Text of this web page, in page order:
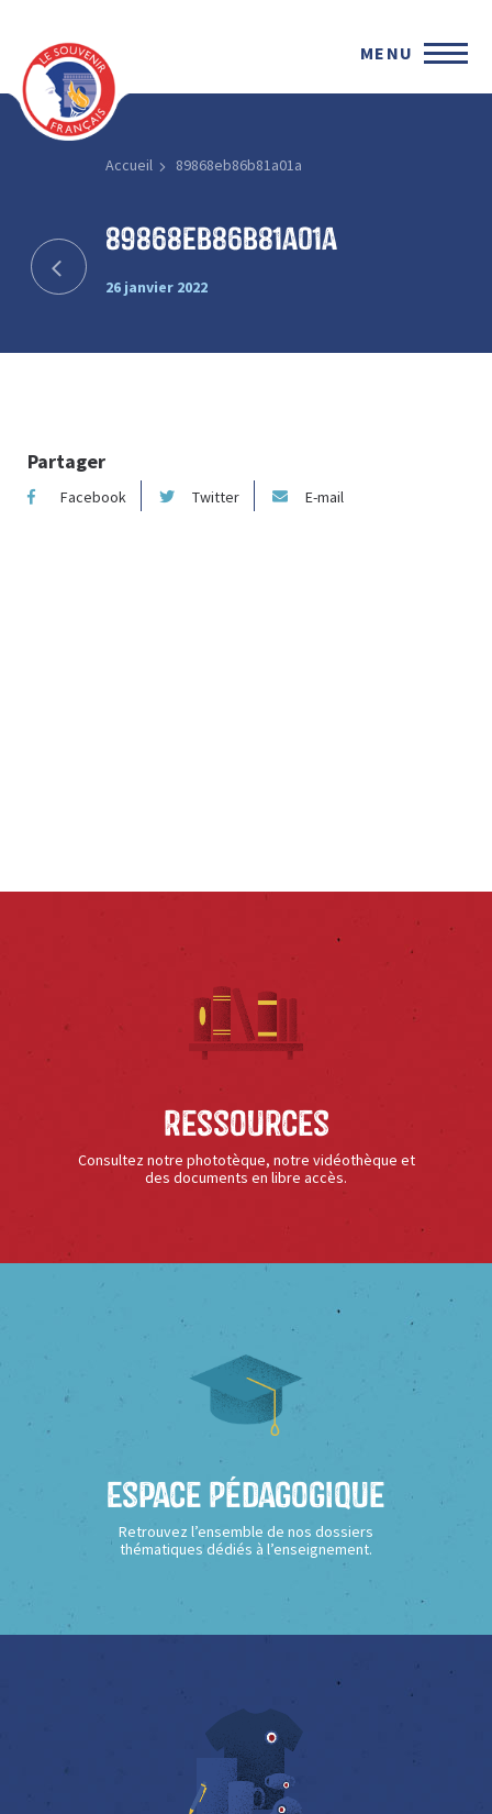
MENU
Accueil 89868eb86b81a01a
89868eb86b81a01a
26 janvier 2022
Partager
Facebook Twitter E-mail
Ressources
Consultez notre phototèque, notre vidéothèque et
des documents en libre accès.
Espace Pédagogique
Retrouvez l’ensemble de nos dossiers
thématiques dédiés à l’enseignement.